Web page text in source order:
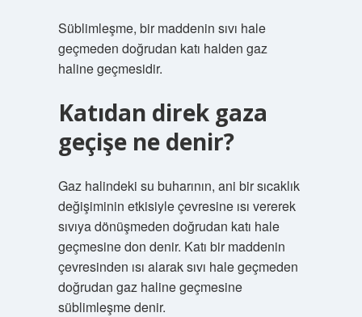
Süblimleşme, bir maddenin sıvı hale
geçmeden doğrudan katı halden gaz
haline geçmesidir.
Katıdan direk gaza
geçişe ne denir?
Gaz halindeki su buharının, ani bir sıcaklık
değişiminin etkisiyle çevresine ısı vererek
sıvıya dönüşmeden doğrudan katı hale
geçmesine don denir. Katı bir maddenin
çevresinden ısı alarak sıvı hale geçmeden
doğrudan gaz haline geçmesine
süblimleşme denir.